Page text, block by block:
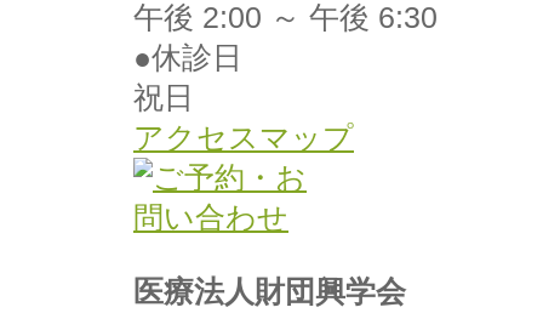
午後 2:00 ～ 午後 6:30
●休診日
祝日
アクセスマップ
医療法人財団興学会